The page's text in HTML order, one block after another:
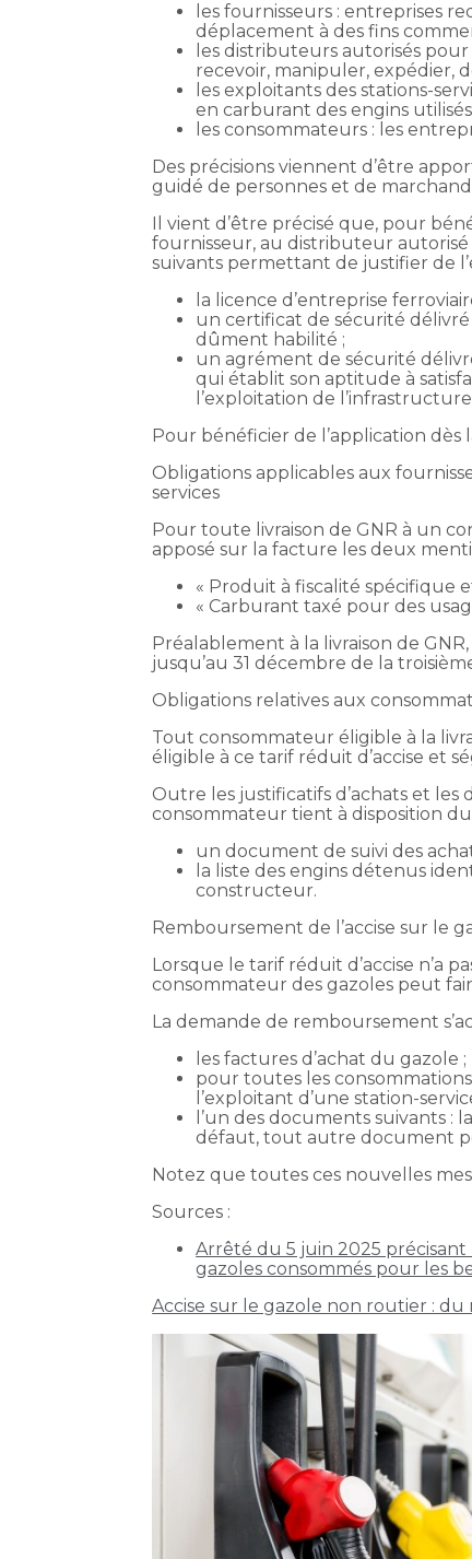
les fournisseurs : entreprises
déplacement à des fins
les distributeurs autorisés
recevoir, manipuler, expédier,
les exploitants des stations-
en carburant des engins
les consommateurs : les
Des précisions viennent d’être
guidé de personnes et de
Il vient d’être précisé que, pour
fournisseur, au distributeur
suivants permettant de justifier de
la licence d’entreprise
un certificat de sécurité
dûment habilité ;
un agrément de sécurité
qui établit son aptitude à
l’exploitation de
Pour bénéficier de l’application
Obligations applicables aux
services
Pour toute livraison de GNR à un
apposé sur la facture les deux
« Produit à fiscalité spécifique
« Carburant taxé pour des
Préalablement à la livraison de
jusqu’au 31 décembre de la
Obligations relatives aux
Tout consommateur éligible à la
éligible à ce tarif réduit d’accise et
Outre les justificatifs d’achats et
consommateur tient à disposition
un document de suivi des
la liste des engins détenus
constructeur.
Remboursement de l’accise sur le
Lorsque le tarif réduit d’accise n’a
consommateur des gazoles peut
La demande de remboursement
les factures d’achat du gazole ;
pour toutes les
l’exploitant d’une station-
l’un des documents suivants :
défaut, tout autre document
Notez que toutes ces nouvelles
Sources :
Arrêté du 5 juin 2025
gazoles consommés pour les
Accise sur le gazole non routier :